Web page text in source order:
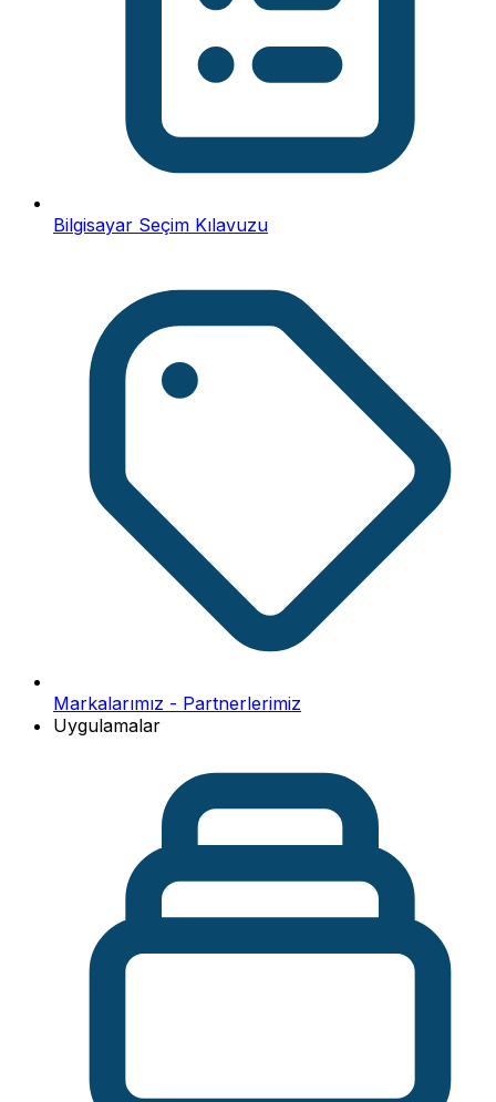
Bilgisayar Seçim Kılavuzu
Markalarımız - Partnerlerimiz
Uygulamalar